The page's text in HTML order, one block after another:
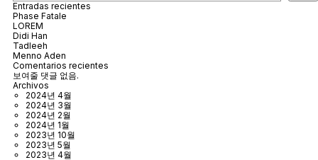
Entradas recientes
Phase Fatale
LOREM
Didi Han
Tadleeh
Menno Aden
Comentarios recientes
보여줄 댓글 없음.
Archivos
2024년 4월
2024년 3월
2024년 2월
2024년 1월
2023년 10월
2023년 5월
2023년 4월